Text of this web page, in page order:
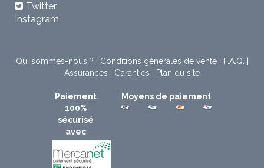
Twitter
Instagram
Qui sommes-nous ? Conditions générales de vente| F.A.Q.
Assurances
Garanties Plan du site
Paiement
100%
sécurisé
avec
Moyens de paiement